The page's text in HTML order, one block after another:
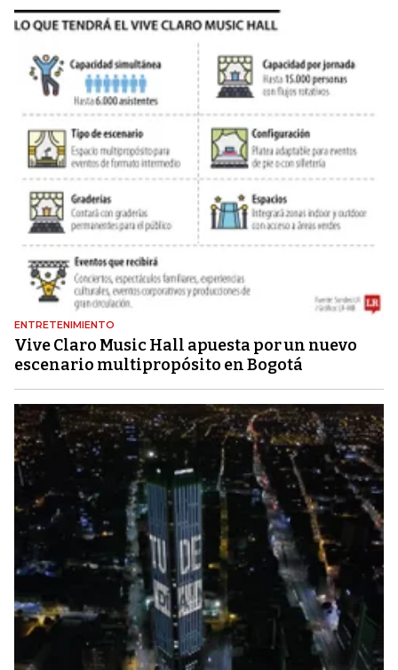
ENTRETENIMIENTO
Vive Claro Music Hall apuesta por un nuevo
escenario multipropósito en Bogotá